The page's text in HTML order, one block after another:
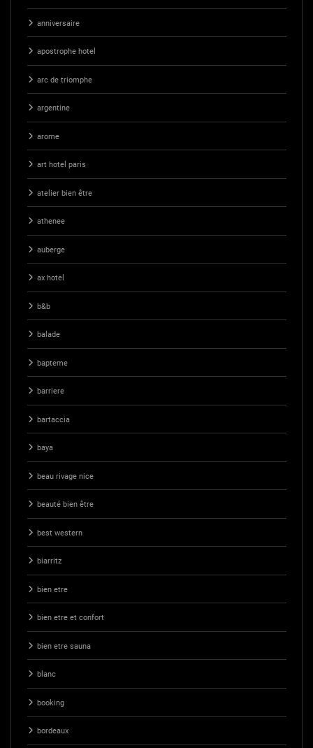
anniversaire
apostrophe hotel
arc de triomphe
argentine
arome
art hotel paris
atelier bien être
athenee
auberge
ax hotel
b&b
balade
bapteme
barriere
bartaccia
baya
beau rivage nice
beauté bien être
best western
biarritz
bien etre
bien etre et confort
bien etre sauna
blanc
booking
bordeaux